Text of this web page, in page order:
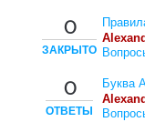
0
ЗАКРЫТО
0
ОТВЕТЫ
Буква